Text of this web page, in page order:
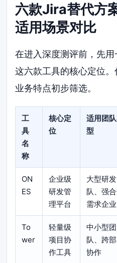
六款Jira替代方
适用场景对比
在进入深度测评前，先
这六款工具的核心定位
业务特点初步筛选。
工
具
名
称
核心定
位
适用团
型
ON
ES
企业级
研发管
理平台
大型研
队、强
需求企业
To
wer
轻量级
项目协
作工具
中小型团
队、跨
协作